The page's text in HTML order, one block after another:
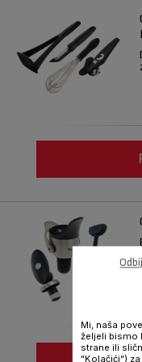
Mi, naša
željeli bismo
strane ili
"Kolačići")